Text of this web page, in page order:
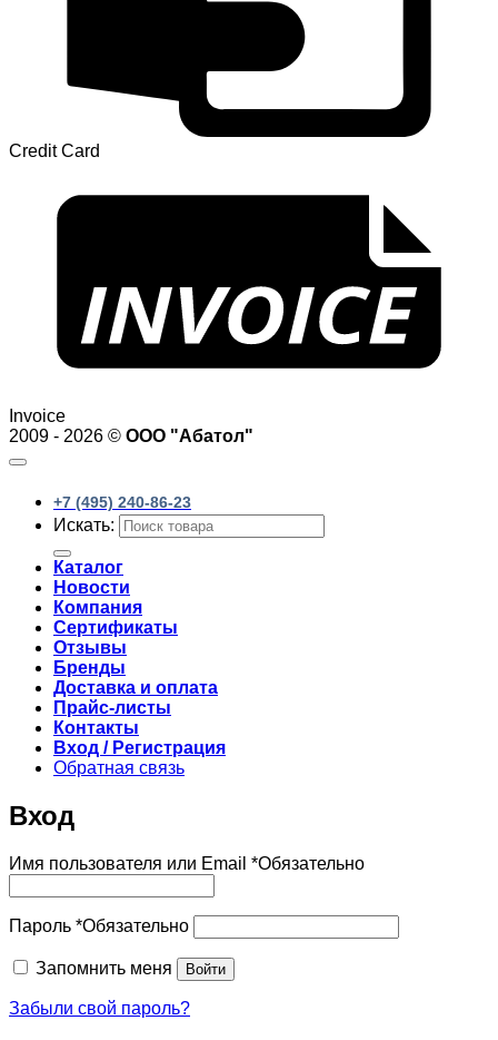
Credit Card
Invoice
2009 - 2026 © ООО "Абатол"
+7 (495) 240-86-23
Искать:
Каталог
Новости
Компания
Сертификаты
Отзывы
Бренды
Доставка и оплата
Прайс-листы
Контакты
Вход / Регистрация
Обратная связь
Вход
Имя пользователя или Email *Обязательно
Пароль *Обязательно
Запомнить меня Войти
Забыли свой пароль?